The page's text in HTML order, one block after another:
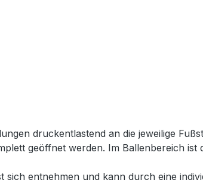
druckentlastend an die jeweilige
geöffnet werden. Im Ballenbereich ist
entnehmen und kann durch eine